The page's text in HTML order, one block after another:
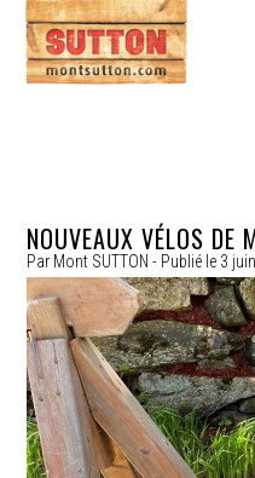
NOUVEAUX VÉLOS DE
Par Mont SUTTON - Publié le 3